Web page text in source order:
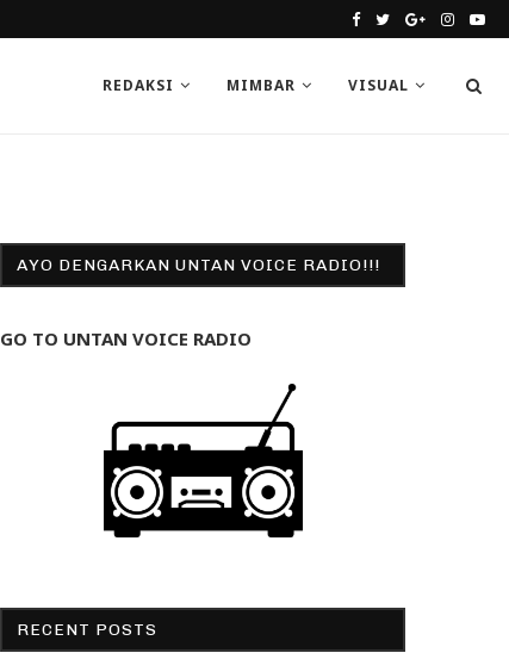
REDAKSI MIMBAR VISUAL
AYO DENGARKAN UNTAN VOICE RADIO!!!
GO TO UNTAN VOICE RADIO
RECENT POSTS